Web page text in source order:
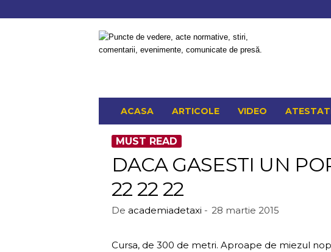
Academia
de
Taxi
activitățiiACASA ARTICOLE VIDEO
MUST READ
DACA GASESTI UN
22 22 22
De academiadetaxi - 28 martie 2015
Cursa, de 300 de metri. Aproape de miezul